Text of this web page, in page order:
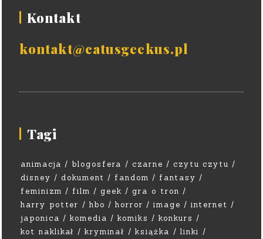
Kontakt
kontakt@catusgeekus.pl
Tagi
animacja blogosfera czarne
czytu czytu
disney
dokument fandom
fantasy
feminizm
film geek
gra o tron
harry potter
hbo horror image
internet
japonica
komedia komiks
konkurs
kot naklikał
kryminał książka
linki